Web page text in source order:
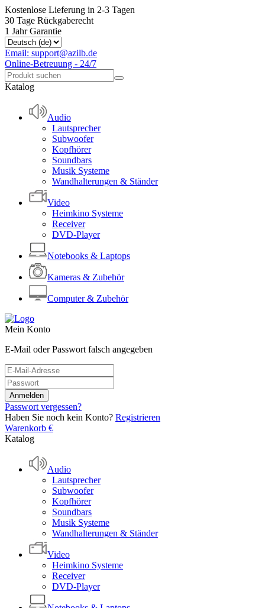
Kostenlose Lieferung in 2-3 Tagen
30 Tage Rückgaberecht
1 Jahr Garantie
Email: support@azilb.de
Online-Betreuung - 24/7
Katalog
Audio
Lautsprecher
Subwoofer
Kopfhörer
Soundbars
Musik Systeme
Wandhalterungen & Ständer
Video
Heimkino Systeme
Receiver
DVD-Player
Notebooks & Laptops
Kameras & Zubehör
Computer & Zubehör
Mein Konto
E-Mail oder Passwort falsch angegeben
Passwort vergessen?
Haben Sie noch kein Konto? Registrieren
Warenkorb €
Katalog
Audio
Lautsprecher
Subwoofer
Kopfhörer
Soundbars
Musik Systeme
Wandhalterungen & Ständer
Video
Heimkino Systeme
Receiver
DVD-Player